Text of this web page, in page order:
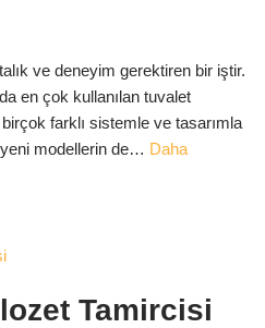
ve deneyim gerektiren bir iştir.
en çok kullanılan tuvalet
farklı sistemle ve tasarımla
modellerin de… Daha
Tamircisi